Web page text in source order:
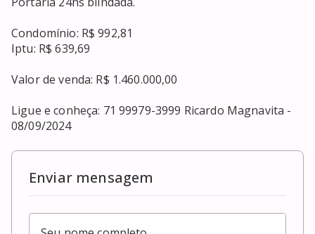
Condomínio: R$ 992,81
Iptu: R$ 639,69
Valor de venda: R$ 1.460.000,00
Ligue e conheça: 71 99979-3999 Ricardo Magnavita -
08/09/2024
Enviar mensagem